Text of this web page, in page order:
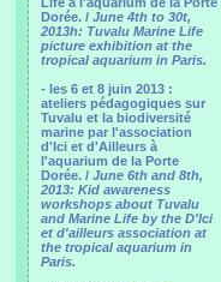
Dorée. / June 4th to 30t,
2013h: Tuvalu Marine Life
picture exhibition at the
tropical aquarium in Paris.
- les 6 et 8 juin 2013 :
ateliers pédagogiques sur
Tuvalu et la biodiversité
marine par l'association
d'Ici et d'Ailleurs à
l'aquarium de la Porte
Dorée. / June 6th and 8th,
2013: Kid awareness
workshops about Tuvalu
and Marine Life by the D'Ici
et d'ailleurs association at
the tropical aquarium in
Paris.